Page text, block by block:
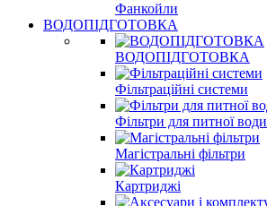
Фанкойли
ВОДОПІДГОТОВКА
ВОДОПІДГОТОВКА
Фільтраційні системи
Фільтри для питної води
Магістральні фільтри
Картриджі